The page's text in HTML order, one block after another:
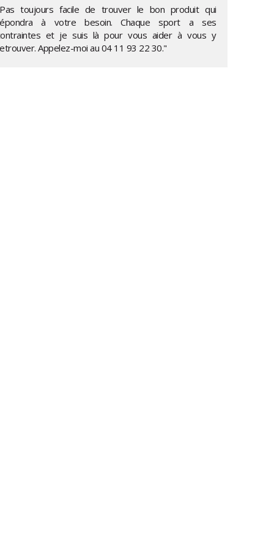
toujours facile de trouver le bon produit qui
à votre besoin. Chaque sport a ses
et je suis là pour vous aider à vous y
Appelez-moi au04 11 93 22 30."